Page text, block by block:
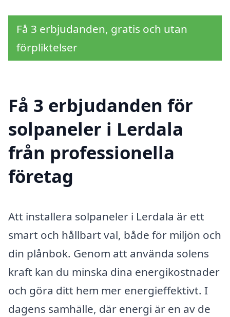
Få 3 erbjudanden, gratis och utan
förpliktelser
Få 3 erbjudanden för
solpaneler i Lerdala
från professionella
företag
Att installera solpaneler i Lerdala är ett
smart och hållbart val, både för miljön och
din plånbok. Genom att använda solens
kraft kan du minska dina energikostnader
och göra ditt hem mer energieffektivt. I
dagens samhälle, där energi är en av de